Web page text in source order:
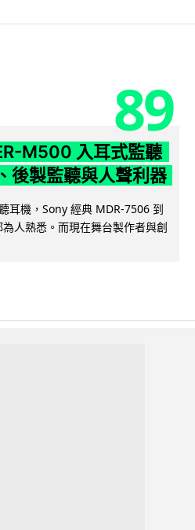
89
M500 入耳式監聽
後製監聽與人聲利器
耳機，Sony 經典 MDR-7506 到
人熟悉。而現在舞台製作者與創